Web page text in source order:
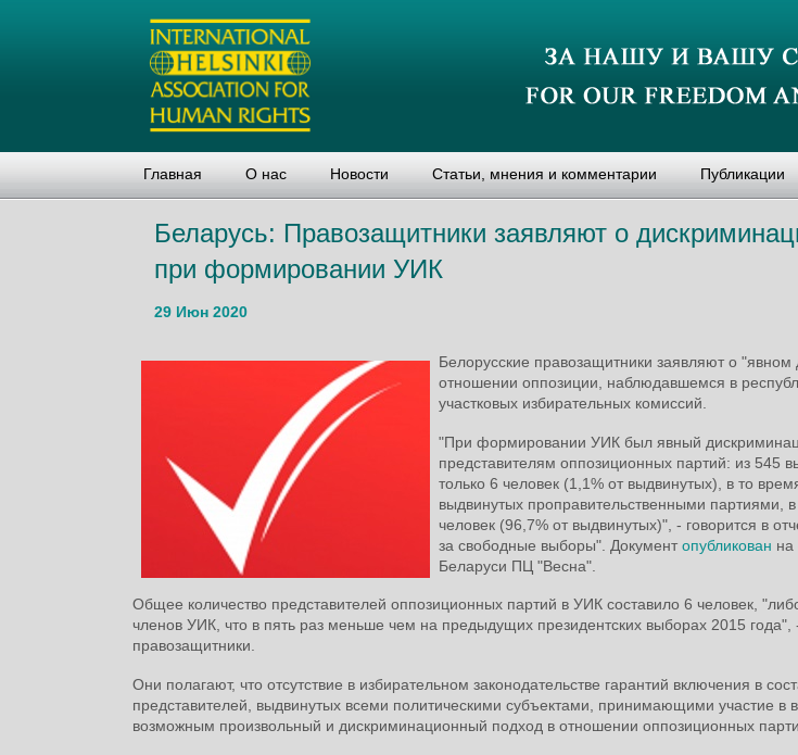
Главная О нас Новости Статьи, мнения и комментарии Публикации
Беларусь: Правозащитники заявляют о
при формировании УИК
29 Июн 2020
Белорусские правозащитники заявляют о
отношении оппозиции, наблюдавшемся в
участковых избирательных комиссий.
"При формировании УИК был явный
представителям оппозиционных партий: из 545
только 6 человек (1,1% от выдвинутых), в то
выдвинутых проправительственными партиями,
человек (96,7% от выдвинутых)", - говорится в
за свободные выборы". Документ опубликован на
Беларуси ПЦ "Весна".
Общее количество представителей оппозиционных партий в УИК составило 6 человек,
членов УИК, что в пять раз меньше чем на предыдущих президентских выборах 2015 года",
правозащитники.
Они полагают, что отсутствие в избирательном законодательстве гарантий включения в
представителей, выдвинутых всеми политическими субъектами, принимающими участие в
возможным произвольный и дискриминационный подход в отношении оппозиционных